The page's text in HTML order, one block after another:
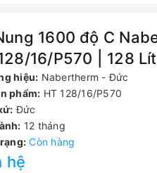
1600 độ C
16/P570 | 128 Lít
hiệu: Nabertherm - Đức
phẩm: HT 128/16/P570
Đức
12 tháng
Còn hàng
hệ